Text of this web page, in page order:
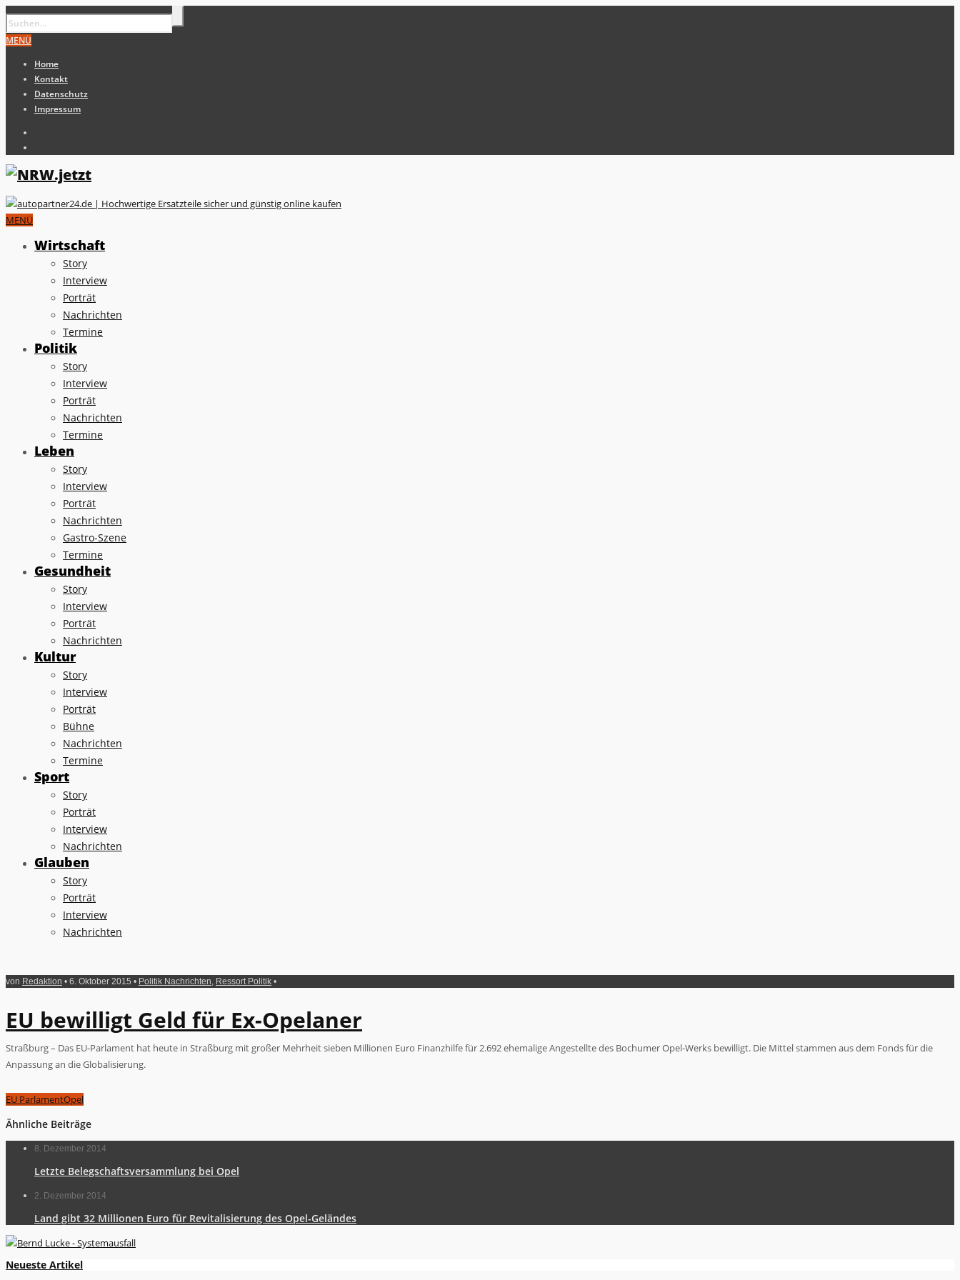
MENÜ
Home
Kontakt
Datenschutz
Impressum
MENÜ
Wirtschaft
Story
Interview
Porträt
Nachrichten
Termine
Politik
Story
Interview
Porträt
Nachrichten
Termine
Leben
Story
Interview
Porträt
Nachrichten
Gastro-Szene
Termine
Gesundheit
Story
Interview
Porträt
Nachrichten
Kultur
Story
Interview
Porträt
Bühne
Nachrichten
Termine
Sport
Story
Porträt
Interview
Nachrichten
Glauben
Story
Porträt
Interview
Nachrichten
von Redaktion • 6. Oktober 2015 • Politik Nachrichten Ressort Politik •
EU bewilligt Geld für Ex-Opelaner
Straßburg – Das EU-Parlament hat heute in Straßburg mit großer Mehrheit sieben Millionen Euro Finanzhilfe für 2.692 ehemalige Angestellte des Bochumer Opel-Werks bewilligt. Die Mittel stammen aus dem Fonds für die
Anpassung an die Globalisierung.
EU ParlamentOpel
Ähnliche Beiträge
8. Dezember 2014
Letzte Belegschaftsversammlung bei Opel
2. Dezember 2014
Land gibt 32 Millionen Euro für Revitalisierung des Opel-Geländes
Neueste Artikel